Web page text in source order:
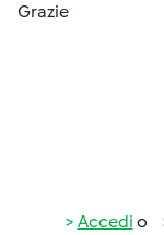
Grazie
Accedi o